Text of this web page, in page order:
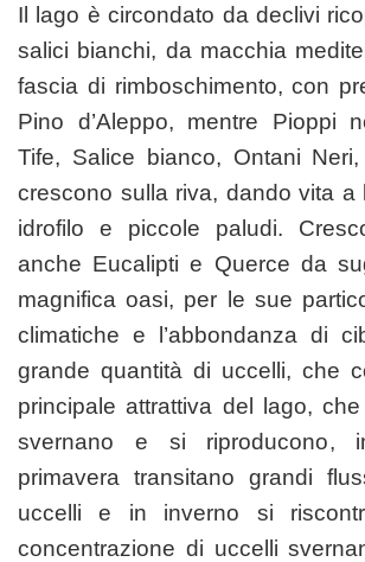
Il lago è circondato da declivi
salici bianchi, da macchia
fascia di rimboschimento, con
Pino d’Aleppo, mentre Pioppi
Tife, Salice bianco, Ontani
crescono sulla riva, dando vita a
idrofilo e piccole paludi.
anche Eucalipti e Querce da
magnifica oasi, per le sue
climatiche e l’abbondanza di
grande quantità di uccelli, che
principale attrattiva del lago,
svernano e si riproducono,
primavera transitano grandi
uccelli e in inverno si
concentrazione di uccelli